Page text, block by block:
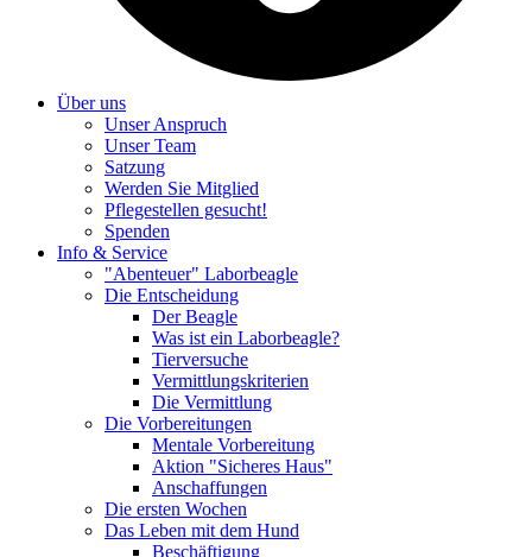
Über uns
Unser Anspruch
Unser Team
Satzung
Werden Sie Mitglied
Pflegestellen gesucht!
Spenden
Info & Service
"Abenteuer" Laborbeagle
Die Entscheidung
Der Beagle
Was ist ein Laborbeagle?
Tierversuche
Vermittlungskriterien
Die Vermittlung
Die Vorbereitungen
Mentale Vorbereitung
Aktion "Sicheres Haus"
Anschaffungen
Die ersten Wochen
Das Leben mit dem Hund
Beschäftigung